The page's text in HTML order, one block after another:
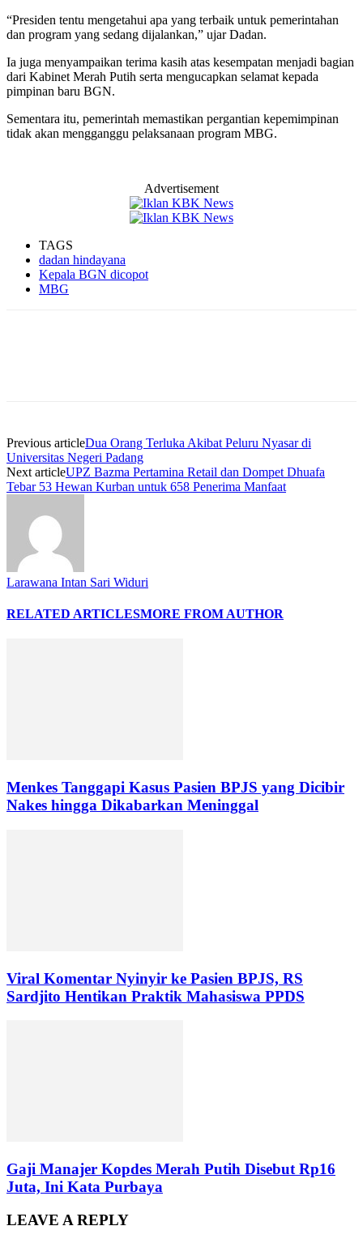
“Presiden tentu mengetahui apa yang terbaik untuk pemerintahan
dan program yang sedang dijalankan,” ujar Dadan.
Ia juga menyampaikan terima kasih atas kesempatan menjadi bagian
dari Kabinet Merah Putih serta mengucapkan selamat kepada
pimpinan baru BGN.
Sementara itu, pemerintah memastikan pergantian kepemimpinan
tidak akan mengganggu pelaksanaan program MBG.
Advertisement
TAGS
dadan hindayana
Kepala BGN dicopot
MBG
Previous articleDua Orang Terluka Akibat Peluru Nyasar di
Universitas Negeri Padang
Next articleUPZ Bazma Pertamina Retail dan Dompet Dhuafa
Tebar 53 Hewan Kurban untuk 658 Penerima Manfaat
Larawana Intan Sari Widuri
RELATED ARTICLESMORE FROM AUTHOR
Menkes Tanggapi Kasus Pasien BPJS yang Dicibir
Nakes hingga Dikabarkan Meninggal
Viral Komentar Nyinyir ke Pasien BPJS, RS
Sardjito Hentikan Praktik Mahasiswa PPDS
Gaji Manajer Kopdes Merah Putih Disebut Rp16
Juta, Ini Kata Purbaya
LEAVE A REPLY